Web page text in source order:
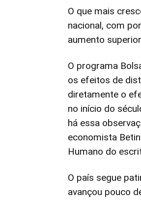
O que mais
nacional, com
aumento
O programa
os efeitos de
diretamente o
no início do
há essa
economista
Humano do
O país segue
avançou pouco